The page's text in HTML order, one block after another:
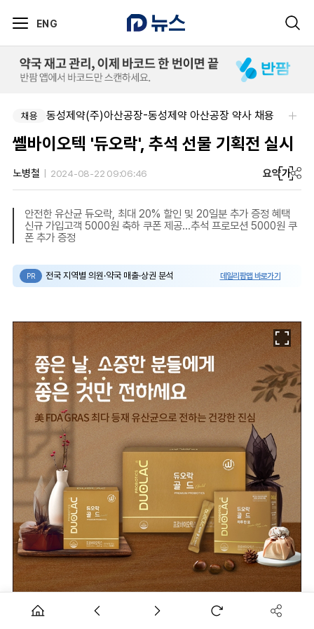
ENG
채용 동성제약(주)아산공장-동성제약 아산공장 약사 채용
쎌바이오텍 '듀오락', 추석 선물 기획전 실시
노병철 2024-08-22 09:06:46 요약가
안전한 유산균 듀오락, 최대 20% 할인 및 20일분 추가 증정 혜택
신규 가입고객 5000원 축하 쿠폰 제공...추석 프로모션 5000원 쿠
폰 추가 증정
PR 전국 지역별 의원·약국 매출·상권 분석 데일리팜맵 바로가기